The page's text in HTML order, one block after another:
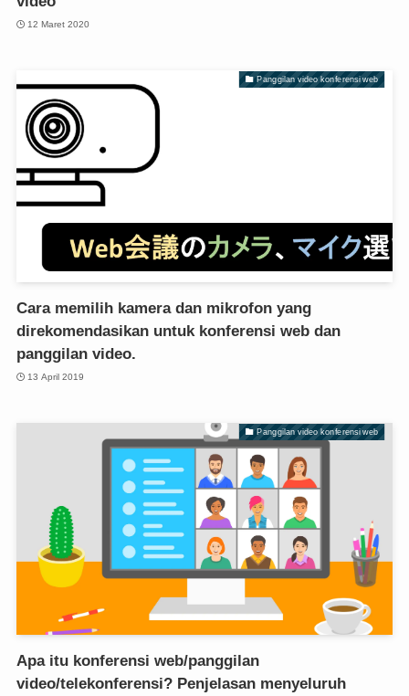
12 Maret 2020
Panggilan video konferensi web
Cara memilih kamera dan mikrofon yang
direkomendasikan untuk konferensi web dan
panggilan video.
13 April 2019
Panggilan video konferensi web
Apa itu konferensi web/panggilan
video/telekonferensi? Penjelasan menyeluruh